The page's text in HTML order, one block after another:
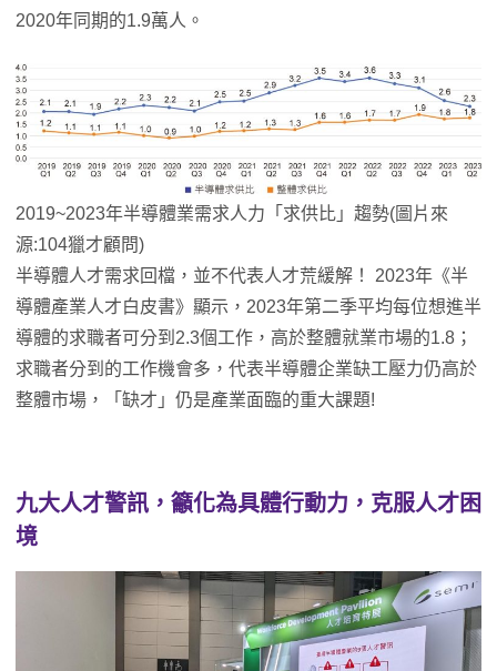
2020年同期的1.9萬人。
2019~2023年半導體業需求人力「求供比」趨勢(圖片來
源:104獵才顧問)
半導體人才需求回檔，並不代表人才荒緩解！ 2023年《半
導體產業人才白皮書》顯示，2023年第二季平均每位想進半
導體的求職者可分到2.3個工作，高於整體就業市場的1.8；
求職者分到的工作機會多，代表半導體企業缺工壓力仍高於
整體市場，「缺才」仍是產業面臨的重大課題!
九大人才警訊，籲化為具體行動力，克服人才困
境